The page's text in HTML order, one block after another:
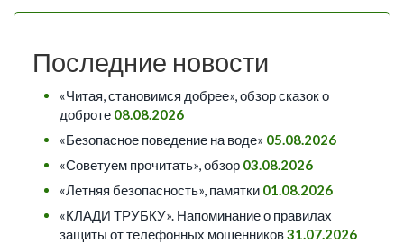
Последние новости
«Читая, становимся добрее», обзор сказок о
доброте 08.08.2026
«Безопасное поведение на воде» 05.08.2026
«Советуем прочитать», обзор 03.08.2026
«Летняя безопасность», памятки 01.08.2026
«КЛАДИ ТРУБКУ». Напоминание о правилах
защиты от телефонных мошенников31.07.2026